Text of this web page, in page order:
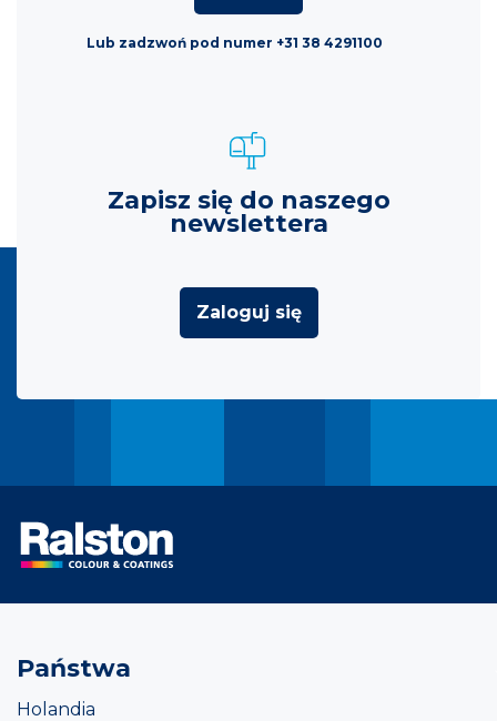
Lub zadzwoń pod numer +31 38 4291100
Zapisz się do naszego
newslettera
Zaloguj się
Państwa
Holandia